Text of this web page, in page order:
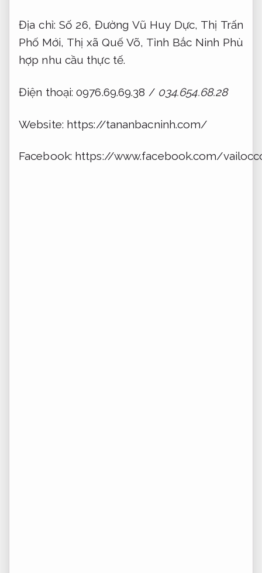
Địa chỉ: Số 26, Đường Vũ Huy Dực, Thị Trấn
Phố Mới, Thị xã Quế Võ, Tỉnh Bắc Ninh Phù
hợp nhu cầu thực tế.
Điện thoại: 0976.69.69.38 / 034.654.68.28
Website: https://tananbacninh.com/
Facebook: https://www.facebook.com/